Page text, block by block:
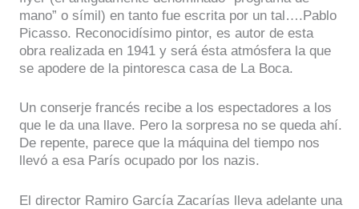
mano” o símil) en tanto fue escrita por un tal….Pablo
Picasso. Reconocidísimo pintor, es autor de esta
obra realizada en 1941 y será ésta atmósfera la que
se apodere de la pintoresca casa de La Boca.
Un conserje francés recibe a los espectadores a los
que le da una llave. Pero la sorpresa no se queda ahí.
De repente, parece que la máquina del tiempo nos
llevó a esa París ocupado por los nazis.
El director Ramiro García Zacarías lleva adelante una